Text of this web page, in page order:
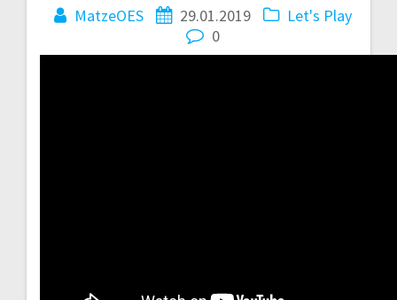
MatzeOES 29.01.2019
Let's Play
0